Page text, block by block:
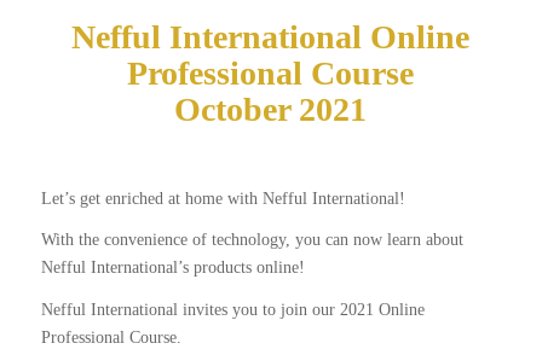
Nefful International Online
Professional Course
October 2021
Let’s get enriched at home with Nefful International!
With the convenience of technology, you can now learn about
Nefful International’s products online!
Nefful International invites you to join our 2021 Online
Professional Course.